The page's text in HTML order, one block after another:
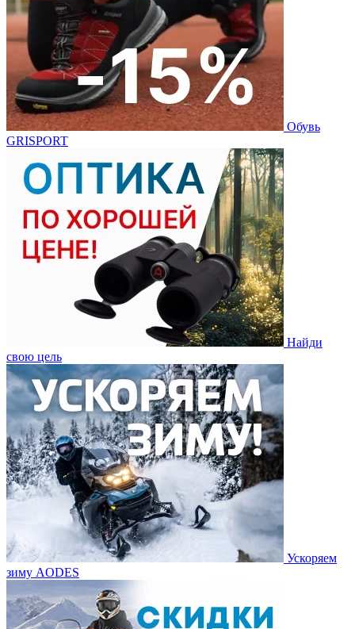
Обувь
GRISPORT
Найди
свою цель
Ускоряем
зиму AODES